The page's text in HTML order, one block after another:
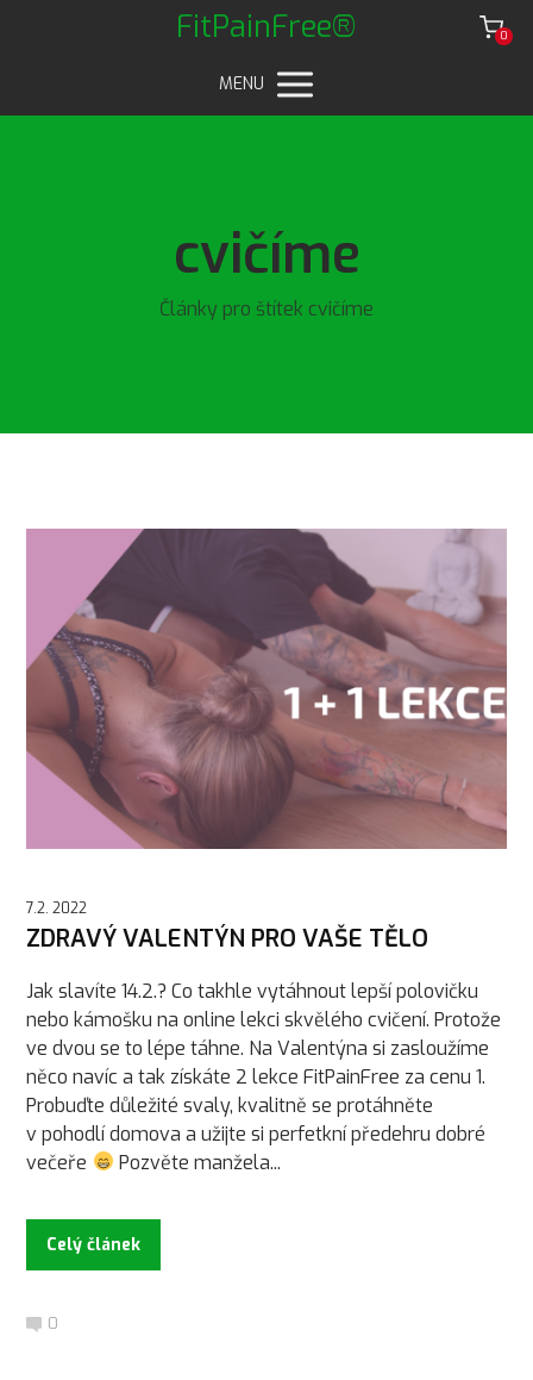
FitPainFree® 0
MENU
cvičíme
Články pro štítek cvičíme
7.2. 2022
ZDRAVÝ VALENTÝN PRO VAŠE TĚLO
Jak slavíte 14.2.? Co takhle vytáhnout lepší polovičku
nebo kámošku na online lekci skvělého cvičení. Protože
ve dvou se to lépe táhne. Na Valentýna si zasloužíme
něco navíc a tak získáte 2 lekce FitPainFree za cenu 1.
Probuďte důležité svaly, kvalitně se protáhněte
v pohodlí domova a užijte si perfetkní předehru dobré
večeře
Pozvěte manžela...
Celý článek
0